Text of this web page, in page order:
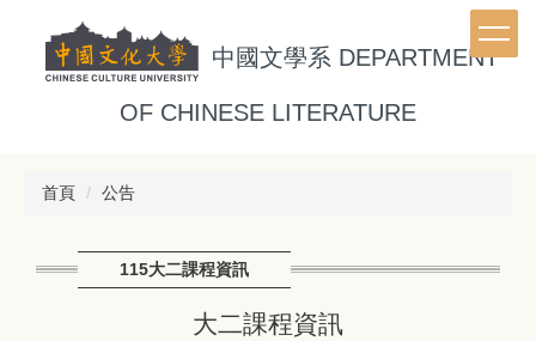
中國文學系 DEPARTMENT
OF CHINESE LITERATURE
首頁 公告
115大二課程資訊
大二課程資訊